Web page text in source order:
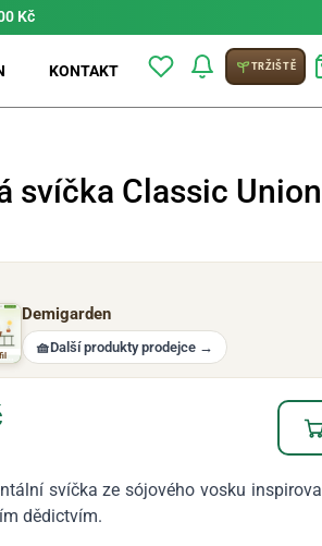
Kč
KONTAKT TRŽIŠTĚ
svíčka Classic
Demigarden
🧺Další produkty prodejce →
svíčka ze sójového vosku
dědictvím.